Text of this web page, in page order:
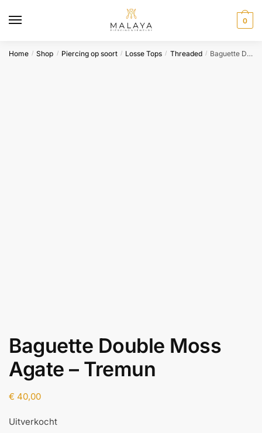
0
Home / Shop / Piercing op soort / Losse Tops / Threaded / Baguette Double Moss Agate – Tremun
Baguette Double Moss
Agate – Tremun
€ 40,00
Uitverkocht